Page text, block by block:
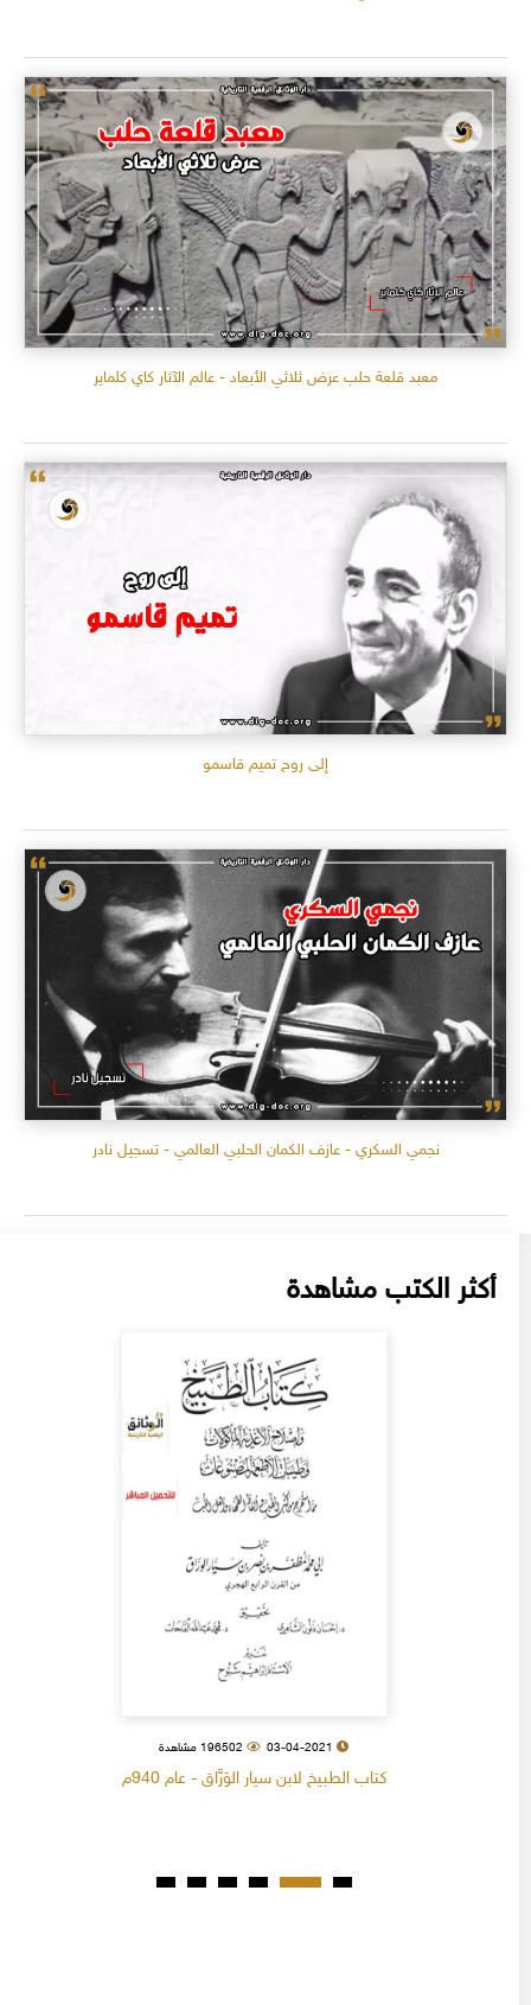
معبد قلعة حلب عرض ثلاثي الأبعاد - عالم الآثار كاي كلماير
إلى روح تميم قاسمو
نجمي السكري - عازف الكمان الحلبي العالمي - تسجيل نادر
أكثر الكتب مشاهدة
03-04-2021 196502 مشاهدة
كتاب الطبيخ لابن سيار الوَرَّاق - عام 940م